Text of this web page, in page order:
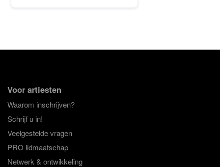
Voor artiesten
Waarom inschrijven?
Schrijf u in!
Veelgestelde vragen
PRO lidmaatschap
Netwerk & ontwikkeling